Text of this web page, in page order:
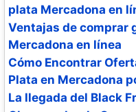
plata Mercadona en
Ventajas de comprar
Mercadona en línea
Cómo Encontrar
Plata en Mercadona
La llegada del Black